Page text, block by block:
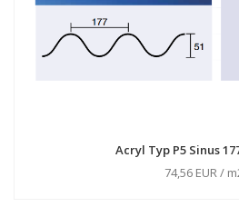
Acryl Typ P5 Sinus
74,56 EUR /